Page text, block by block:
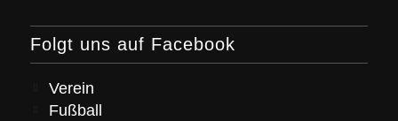
Folgt uns auf Facebook
Verein
Fußball